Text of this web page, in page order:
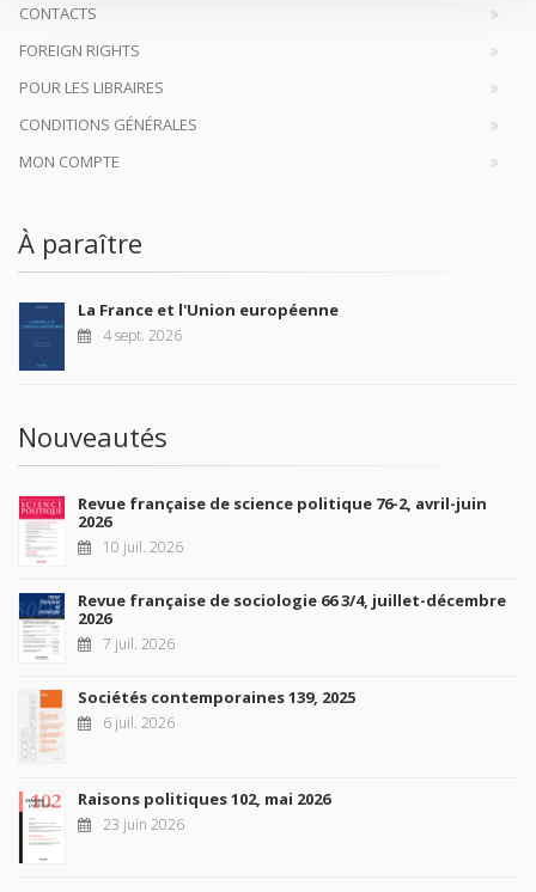
CONTACTS
FOREIGN RIGHTS
POUR LES LIBRAIRES
CONDITIONS GÉNÉRALES
MON COMPTE
À paraître
La France et l'Union européenne
4 sept. 2026
Nouveautés
Revue française de science politique 76-2, avril-juin
2026
10 juil. 2026
Revue française de sociologie 66 3/4, juillet-décembre
2026
7 juil. 2026
Sociétés contemporaines 139, 2025
6 juil. 2026
Raisons politiques 102, mai 2026
23 juin 2026